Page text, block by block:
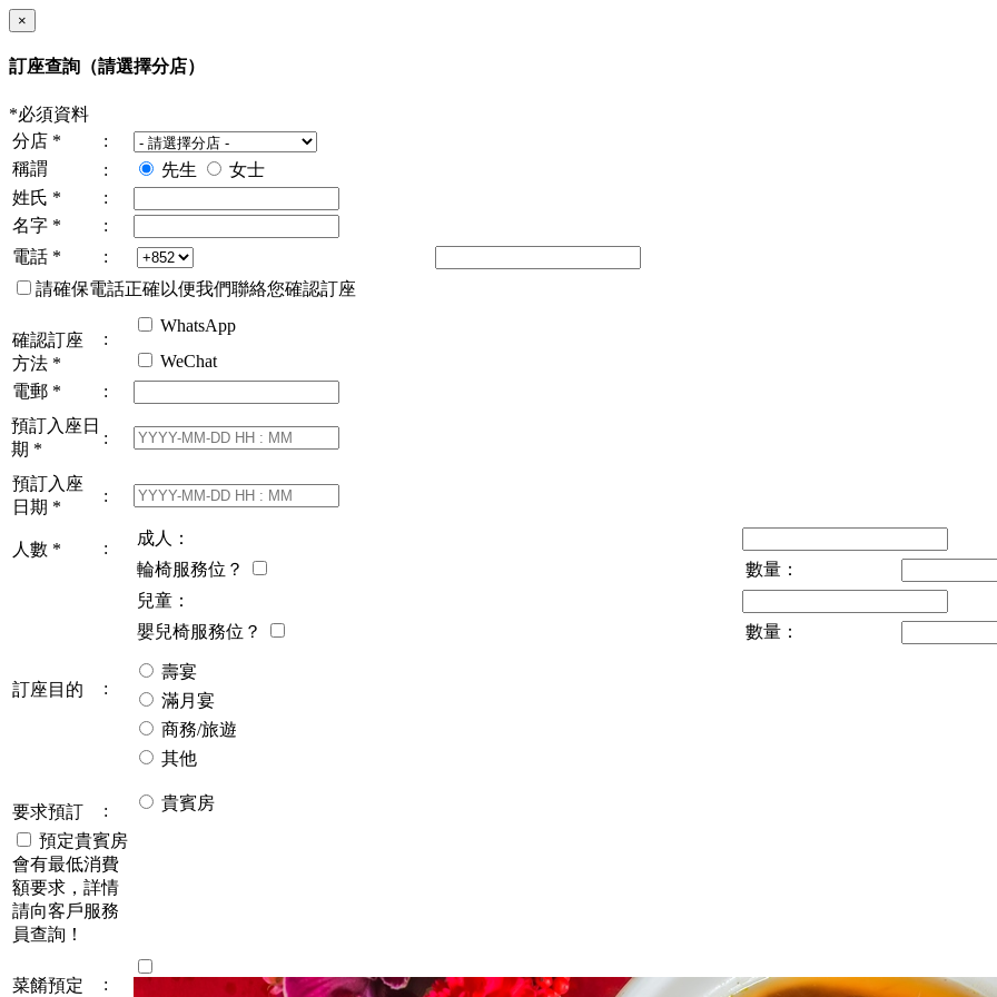
×
訂座查詢 （請選擇分店）
*必須資料
分店 *
:
稱謂
: 先生
女士
姓氏 *
:
名字 *
:
電話 *
:
請確保電話正確以便我們聯絡您確認訂座
確認訂座
方法 *
:
WhatsApp
WeChat
電郵 *
:
預訂入座日
期 *
:
預訂入座
日期 *
:
人數 * :
成人：
輪椅服務位？
數量：
兒童：
嬰兒椅服務位？
數量：
訂座目的 :
壽宴
滿月宴
商務/旅遊
其他
要求預訂 :
貴賓房
預定貴賓房
會有最低消費
額要求，詳情
請向客戶服務
員查詢！
菜餚預定 :